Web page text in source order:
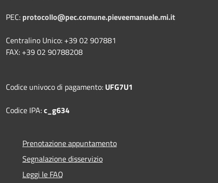
PEC: protocollo@pec.comune.pieveemanuele.mi.it
Centralino Unico: +39 02 907881
FAX: +39 02 90788208
Codice univoco di pagamento: UFG7U1
Codice IPA:c_g634
Prenotazione appuntamento
Segnalazione disservizio
Leggi le FAQ